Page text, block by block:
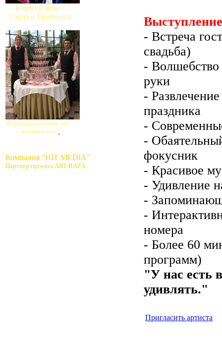
Бармен-шоу
Сергея Грибкова
Пирамида из бокалов
с шампанским
Компания "HIT MEDIA"
Партнер проекта ART-BAZA
- Встреча
свадьба)
- Волшебство
руки
-
праздника
-
-
фокусник
- Красивое
- Удивление
-
-
номера
- Более 60
программ)
"У нас есть
удивлять."
Пригласить артиста